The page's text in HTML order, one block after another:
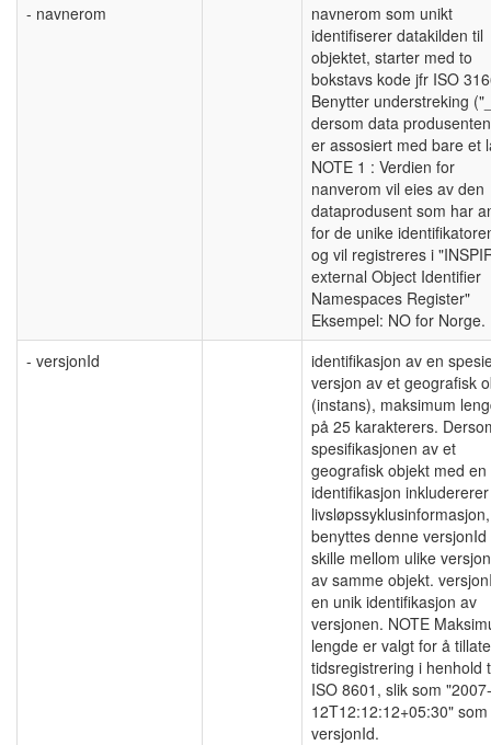
- navnerom
navnerom som unikt
identifiserer datakilden til
objektet, starter med to
bokstavs kode jfr ISO
Benytter understreking
dersom data
er assosiert med bare et
NOTE 1 : Verdien for
nanverom vil eies av den
dataprodusent som har
for de unike
og vil registreres i
external Object Identifier
Namespaces Register"
Eksempel: NO for Norge.
- versjonId
identifikasjon av en
versjon av et geografisk
(instans), maksimum
på 25 karakterers.
spesifikasjonen av et
geografisk objekt med en
identifikasjon inkludererer
livsløpssyklusinformasjon,
benyttes denne
skille mellom ulike
av samme objekt.
en unik identifikasjon av
versjonen. NOTE
lengde er valgt for å tillate
tidsregistrering i henhold
ISO 8601, slik som
12T12:12:12+05:30" som
versjonId.